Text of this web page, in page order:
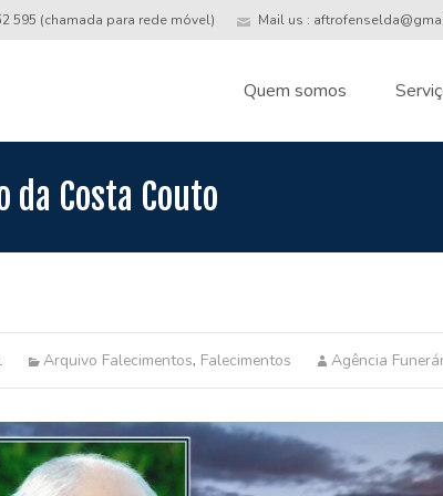
595 (chamada para rede móvel) Mail us :
Quem somos
da Costa Couto
Arquivo Falecimentos, Falecimentos Agência